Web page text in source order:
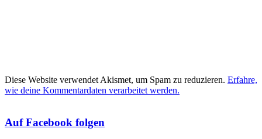
Diese Website verwendet Akismet, um Spam zu reduzieren. Erfahre,
wie deine Kommentardaten verarbeitet werden.
Auf Facebook folgen